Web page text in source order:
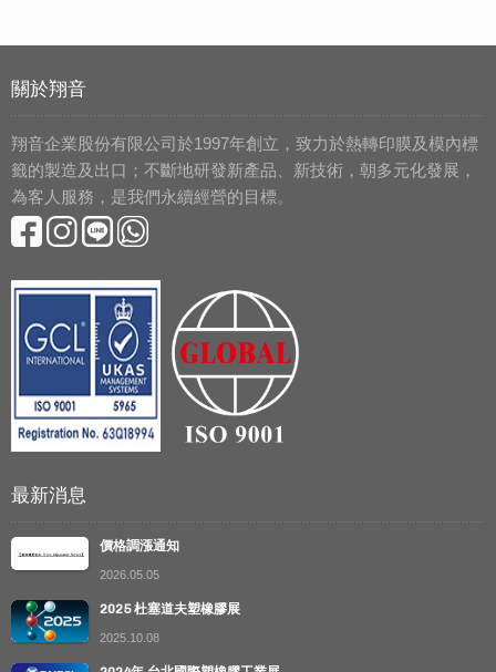
關於翔音
翔音企業股份有限公司於1997年創立，致力於熱轉印膜及模內標
籤的製造及出口；不斷地研發新產品、新技術，朝多元化發展，
為客人服務，是我們永續經營的目標。
最新消息
價格調漲通知
2026.05.05
2025 杜塞道夫塑橡膠展
2025.10.08